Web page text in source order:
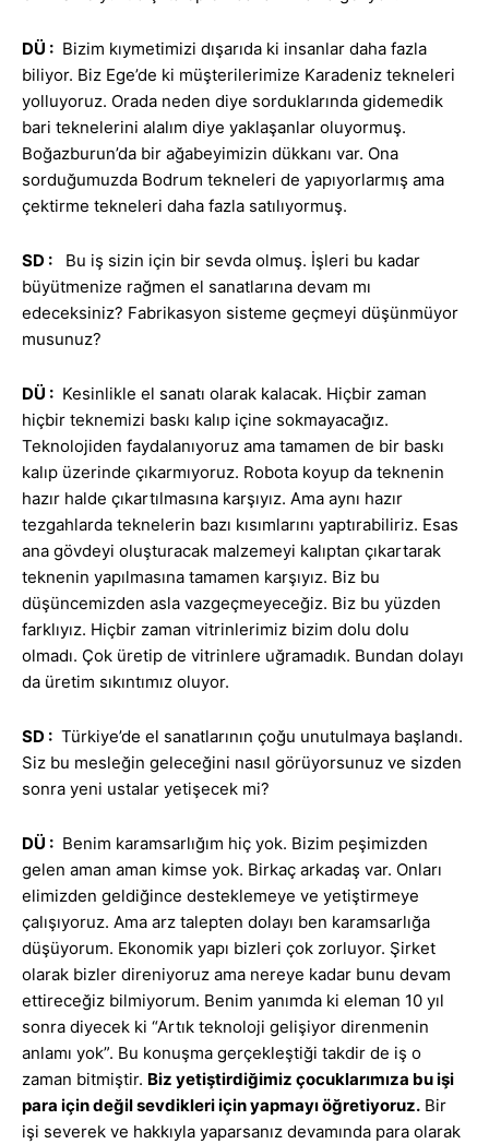
DÜ : Bizim kıymetimizi dışarıda ki insanlar daha fazla
biliyor. Biz Ege’de ki müşterilerimize Karadeniz tekneleri
yolluyoruz. Orada neden diye sorduklarında gidemedik
bari teknelerini alalım diye yaklaşanlar oluyormuş.
Boğazburun’da bir ağabeyimizin dükkanı var. Ona
sorduğumuzda Bodrum tekneleri de yapıyorlarmış ama
çektirme tekneleri daha fazla satılıyormuş.
SD : Bu iş sizin için bir sevda olmuş. İşleri bu kadar
büyütmenize rağmen el sanatlarına devam mı
edeceksiniz? Fabrikasyon sisteme geçmeyi düşünmüyor
musunuz?
DÜ : Kesinlikle el sanatı olarak kalacak. Hiçbir zaman
hiçbir teknemizi baskı kalıp içine sokmayacağız.
Teknolojiden faydalanıyoruz ama tamamen de bir baskı
kalıp üzerinde çıkarmıyoruz. Robota koyup da teknenin
hazır halde çıkartılmasına karşıyız. Ama aynı hazır
tezgahlarda teknelerin bazı kısımlarını yaptırabiliriz. Esas
ana gövdeyi oluşturacak malzemeyi kalıptan çıkartarak
teknenin yapılmasına tamamen karşıyız. Biz bu
düşüncemizden asla vazgeçmeyeceğiz. Biz bu yüzden
farklıyız. Hiçbir zaman vitrinlerimiz bizim dolu dolu
olmadı. Çok üretip de vitrinlere uğramadık. Bundan dolayı
da üretim sıkıntımız oluyor.
SD : Türkiye’de el sanatlarının çoğu unutulmaya başlandı.
Siz bu mesleğin geleceğini nasıl görüyorsunuz ve sizden
sonra yeni ustalar yetişecek mi?
DÜ : Benim karamsarlığım hiç yok. Bizim peşimizden
gelen aman aman kimse yok. Birkaç arkadaş var. Onları
elimizden geldiğince desteklemeye ve yetiştirmeye
çalışıyoruz. Ama arz talepten dolayı ben karamsarlığa
düşüyorum. Ekonomik yapı bizleri çok zorluyor. Şirket
olarak bizler direniyoruz ama nereye kadar bunu devam
ettireceğiz bilmiyorum. Benim yanımda ki eleman 10 yıl
sonra diyecek ki “Artık teknoloji gelişiyor direnmenin
anlamı yok”. Bu konuşma gerçekleştiği takdir de iş o
zaman bitmiştir. Biz yetiştirdiğimiz çocuklarımıza bu işi
para için değil sevdikleri için yapmayı öğretiyoruz. Bir
işi severek ve hakkıyla yaparsanız devamında para olarak